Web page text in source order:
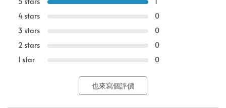
4 stars
0
3 stars
0
2 stars
0
1 star
0
也來寫個評價